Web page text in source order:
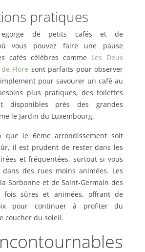
pratiques
de petits cafés et de
vous pouvez faire une pause
cafés célèbres comme Les Deux
Flore sont parfaits pour observer
pour savourer un café au
plus pratiques, des toilettes
disponibles près des grandes
le Jardin du Luxembourg.
que le 6ème arrondissement soit
il est prudent de rester dans les
et fréquentées, surtout si vous
dans des rues moins animées. Les
Sorbonne et de Saint-Germain des
sûres et animées, offrant de
pour continuer à profiter du
coucher du soleil.